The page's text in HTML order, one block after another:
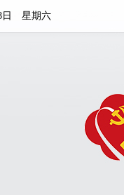
日 星期六